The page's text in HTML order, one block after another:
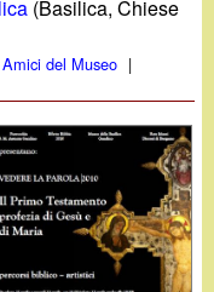
(Basilica, Chiese
del Museo |